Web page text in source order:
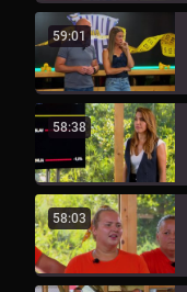
59:01
58:38
58:03